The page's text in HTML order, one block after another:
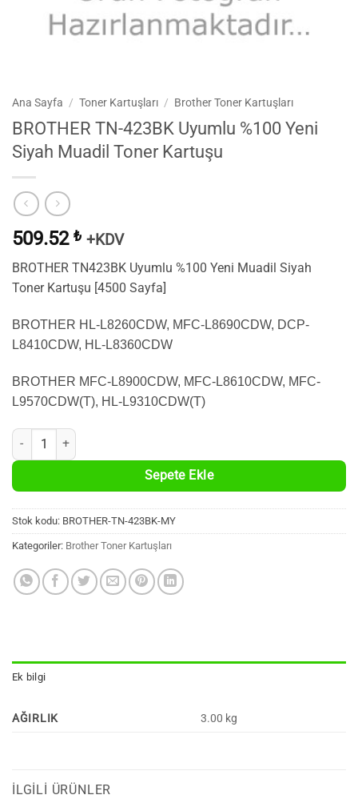
Ana Sayfa / Toner Kartuşları / Brother Toner Kartuşları
BROTHER TN-423BK Uyumlu %100 Yeni
Siyah Muadil Toner Kartuşu
509.52 ₺ +KDV
BROTHER TN423BK Uyumlu %100 Yeni Muadil Siyah
Toner Kartuşu [4500 Sayfa]
BROTHER HL-L8260CDW, MFC-L8690CDW, DCP-
L8410CDW, HL-L8360CDW
BROTHER MFC-L8900CDW, MFC-L8610CDW, MFC-
L9570CDW(T), HL-L9310CDW(T)
BROTHER TN-423BK Uyumlu %100 Yeni Siyah Muadil Toner Kartuşu
Sepete Ekle
Stok kodu: BROTHER-TN-423BK-MY
Kategoriler: Brother Toner Kartuşları
Ek bilgi
AĞIRLIK 3.00 kg
İLGILI ÜRÜNLER